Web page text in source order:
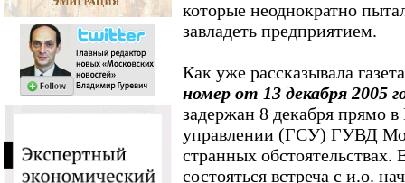
которые неоднократно
завладеть предприятием.
Как уже рассказывала
номер от 13 декабря 2005
задержан 8 декабря прямо
управлении (ГСУ) ГУВД
странных
состояться встреча с и.о.